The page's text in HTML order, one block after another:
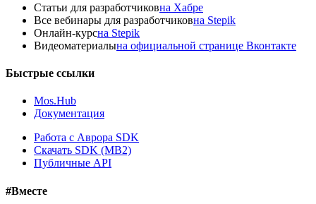
Статьи для разработчиковна Хабре
Все вебинары для разработчиковна Stepik
Онлайн-курсна Stepik
Видеоматериалына официальной странице Вконтакте
Быстрые ссылки
Mos.Hub
Документация
Работа с Аврора SDK
Скачать SDK (MB2)
Публичные API
#Вместе